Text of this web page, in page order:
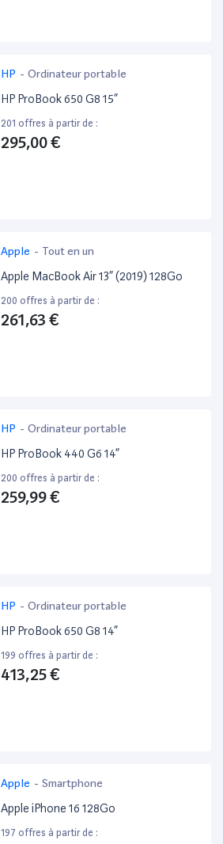
HP - Ordinateur portable
HP ProBook 650 G8 15”
201 offres à partir de :
295,00 €
Apple - Tout en un
Apple MacBook Air 13” (2019) 128Go
200 offres à partir de :
261,63 €
HP - Ordinateur portable
HP ProBook 440 G6 14”
200 offres à partir de :
259,99 €
HP - Ordinateur portable
HP ProBook 650 G8 14”
199 offres à partir de :
413,25 €
Apple - Smartphone
Apple iPhone 16 128Go
197 offres à partir de :